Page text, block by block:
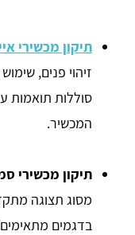
תיקון מכשירי
זיהוי פנים,
סוללות תואמות
המכשיר.
תיקון מכשירי
מסוג תצוגה
בדגמים